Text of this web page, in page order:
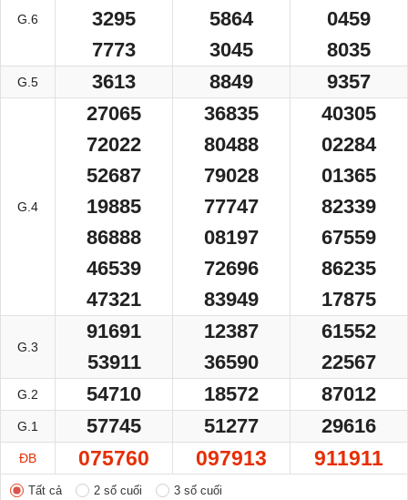
G.6
3295
7773
5864
3045
0459
8035
G.5 3613 8849 9357
G.4
27065
72022
52687
19885
86888
46539
47321
36835
80488
79028
77747
08197
72696
83949
40305
02284
01365
82339
67559
86235
17875
G.3
91691
53911
12387
36590
61552
22567
G.2 54710 18572 87012
G.1 57745 51277 29616
ĐB 075760 097913 911911
Tất cả 2 số cuối 3 số cuối